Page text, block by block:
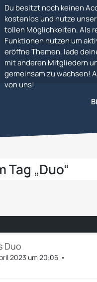
Du besitzt noch keinen
kostenlos und nutze
tollen Möglichkeiten. Als
Funktionen nutzen um
eröffne Themen, lade
mit anderen Mitgliedern
gemeinsam zu wachsen!
von uns!
„Duo“
Duo
2023 um 20:05